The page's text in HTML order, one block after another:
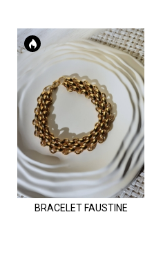
BRACELET FAUSTINE